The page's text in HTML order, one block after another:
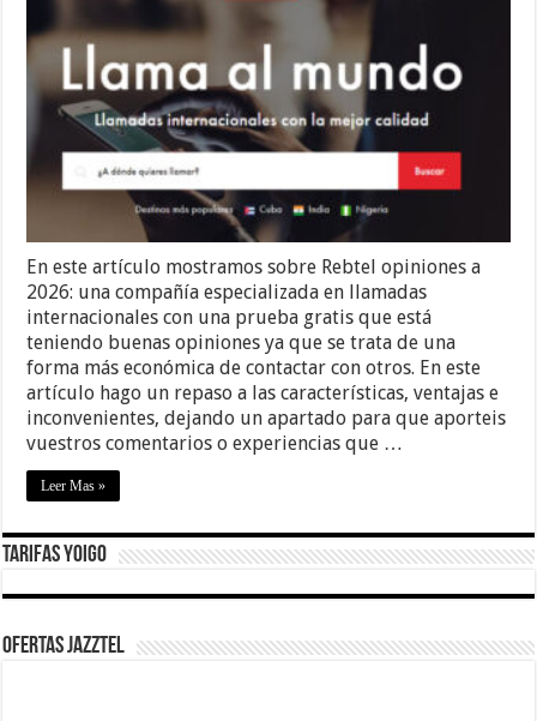
En este artículo mostramos sobre Rebtel opiniones a
2026: una compañía especializada en llamadas
internacionales con una prueba gratis que está
teniendo buenas opiniones ya que se trata de una
forma más económica de contactar con otros. En este
artículo hago un repaso a las características, ventajas e
inconvenientes, dejando un apartado para que aporteis
vuestros comentarios o experiencias que …
Leer Mas »
Tarifas Yoigo
Ofertas Jazztel